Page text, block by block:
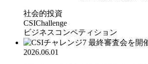
社会的投資
CSIChallenge
ビジネスコンペティション
2026.06.01